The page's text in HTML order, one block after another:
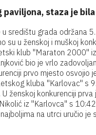
staza je
središtu grada održana
su u ženskoj i muškoj
klub "Maraton 2000"
bio je vrlo
prvo mjesto
kluba "Karlovac" s
ženskoj konkurenciji
iz "Karlovca" s
na utrci uručio